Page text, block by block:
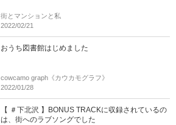
街とマンションと私
2022/02/21
おうち図書館はじめました
cowcamo graph《カウカモグラフ》
2022/01/28
【 ＃下北沢 】BONUS TRACKに収録されているの
は、街へのラブソングでした